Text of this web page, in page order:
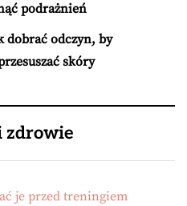
podrażnień
dobrać odczyn, by
skóry
zdrowie
je przed treningiem